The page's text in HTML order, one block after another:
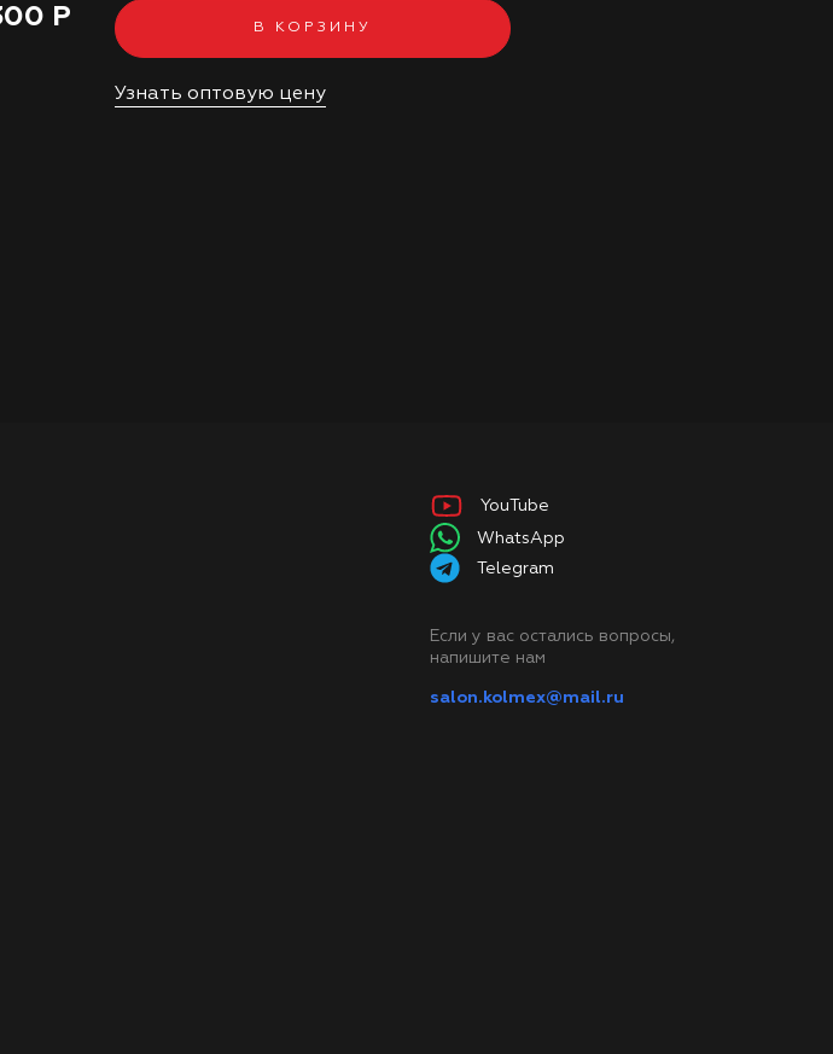
Р В КОРЗИНУ
Узнать оптовую цену
YouTube
WhatsApp
Telegram
Если у вас остались вопросы,
напишите нам
salon.kolmex@mail.ru